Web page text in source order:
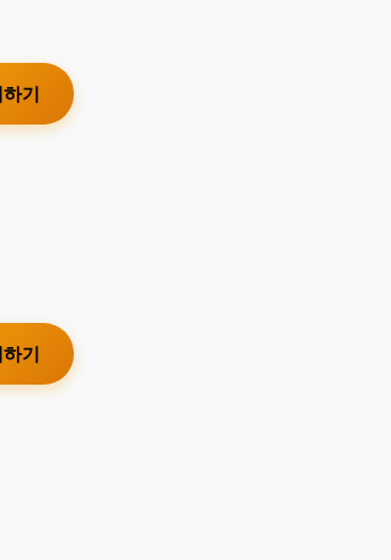
기
기